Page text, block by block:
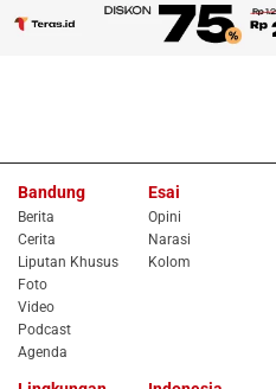
Bandung
Berita
Cerita
Liputan Khusus
Foto
Video
Podcast
Agenda
Esai
Opini
Narasi
Kolom